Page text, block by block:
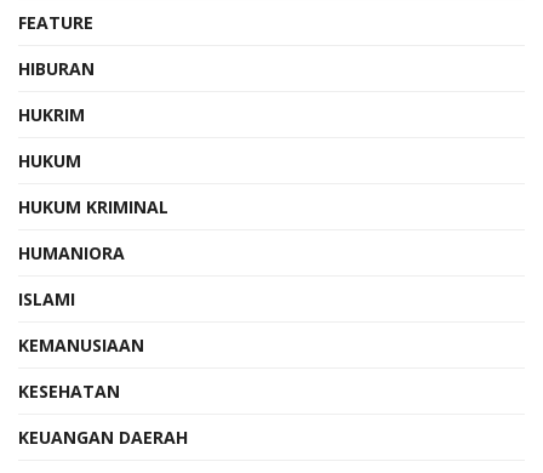
FEATURE
HIBURAN
HUKRIM
HUKUM
HUKUM KRIMINAL
HUMANIORA
ISLAMI
KEMANUSIAAN
KESEHATAN
KEUANGAN DAERAH